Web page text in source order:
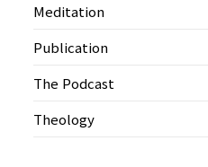
Meditation
Publication
The Podcast
Theology